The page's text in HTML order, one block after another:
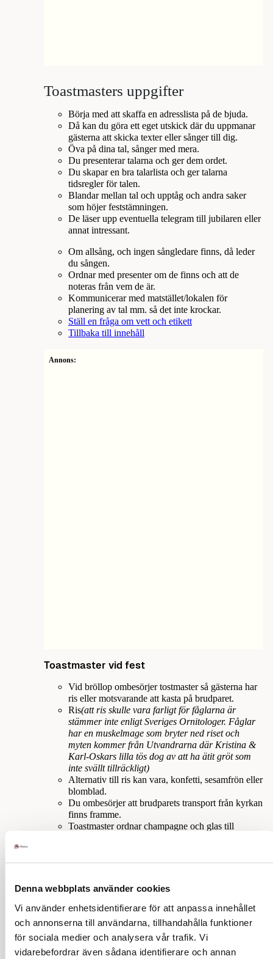
Denna webbplats använder cookies
Vi använder enhetsidentifierare för att anpassa innehållet
och annonserna till användarna, tillhandahålla funktioner
för sociala medier och analysera vår trafik. Vi
vidarebefordrar även sådana identifierare och annan
Toastmasters uppgifter
Börja med att skaffa en adresslista på de bjuda.
Då kan du göra ett eget utskick där du uppmanar
gästerna att skicka texter eller sånger till dig.
Öva på dina tal, sånger med mera.
Du presenterar talarna och ger dem ordet.
Du skapar en bra talarlista och ger talarna
tidsregler för talen.
Blandar mellan tal och upptåg och andra saker
som höjer feststämningen.
De läser upp eventuella telegram till jubilaren eller
annat intressant.
Om allsång, och ingen sångledare finns, då leder
du sången.
Ordnar med presenter om de finns och att de
noteras från vem de är.
Kommunicerar med matstället/lokalen för
planering av tal mm. så det inte krockar.
Ställ en fråga om vett och etikett
Tillbaka till innehåll
Annons:
Toastmaster vid fest
Vid bröllop ombesörjer tostmaster så gästerna har
ris eller motsvarande att kasta på brudparet.
Ris(att ris skulle vara farligt för fåglarna är
stämmer inte enligt Sveriges Ornitologer. Fåglar
har en muskelmage som bryter ned riset och
myten kommer från Utvandrarna där Kristina &
Karl-Oskars lilla tös dog av att ha ätit gröt som
inte svällt tillräckligt)
Alternativ till ris kan vara, konfetti, sesamfrön eller
blomblad.
Du ombesörjer att brudparets transport från kyrkan
finns framme.
Toastmaster ordnar champagne och glas till
etc. under bilen brudparet ska åka i.
Toatmaster kan även fästa eventuella ballonger på
bakluckan och givetvis skylt med texten
”Nygifta”på.
Vid bröllop, be brudparets föräldrar eller kanske
någon annan vän eller släkting utbringa
Brudparets skål.
Ställ en fråga om vett och etikett